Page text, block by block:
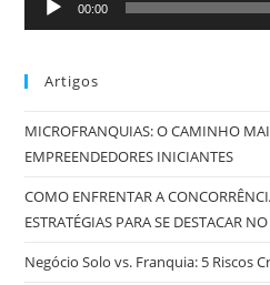
00:00
Artigos
MICROFRANQUIAS: O CAMINHO
EMPREENDEDORES INICIANTES
COMO ENFRENTAR A
ESTRATÉGIAS PARA SE DESTACAR
Negócio Solo vs. Franquia: 5 Riscos